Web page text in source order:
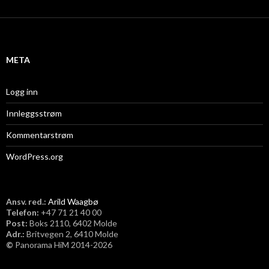
i
META
Logg inn
Innleggsstrøm
Kommentarstrøm
WordPress.org
Ansv. red.: Arild Waagbø
Telefon: ​+47 71 21 40 00
Post: Boks 2110, 6402 Molde
Adr.: Britvegen 2, 6410 Molde
© Panorama HiM 2014-2026